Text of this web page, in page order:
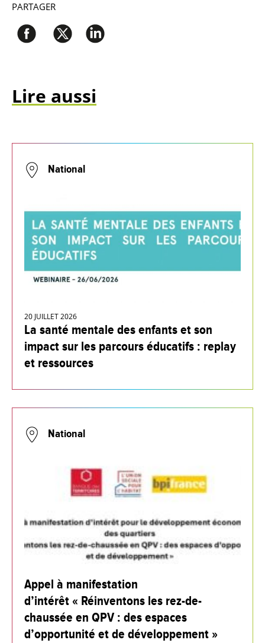
PARTAGER
Lire aussi
National
20 JUILLET 2026
La santé mentale des enfants et son
impact sur les parcours éducatifs : replay
et ressources
National
Appel à manifestation
d’intérêt « Réinventons les rez-de-
chaussée en QPV : des espaces
d’opportunité et de développement »